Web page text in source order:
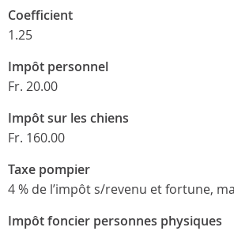
Coefficient
1.25
Impôt personnel
Fr. 20.00
Impôt sur les chiens
Fr. 160.00
Taxe pompier
4 % de l’impôt s/revenu et fortune,
Impôt foncier personnes physiques